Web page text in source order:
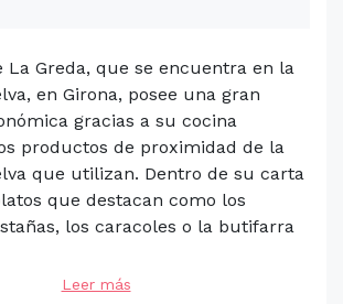
La Greda, que se encuentra en la
en Girona, posee una gran
gracias a su cocina
productos de proximidad de la
que utilizan. Dentro de su carta
que destacan como los
los caracoles o la butifarra
Leer más